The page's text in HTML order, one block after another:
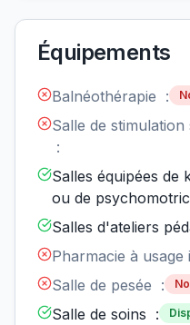
Équipements
Balnéothérapie :
Salle de stimulation
:
Salles équipées de
ou de
Salles d'ateliers
Pharmacie à
Salle de pesée :
Salle de soins :